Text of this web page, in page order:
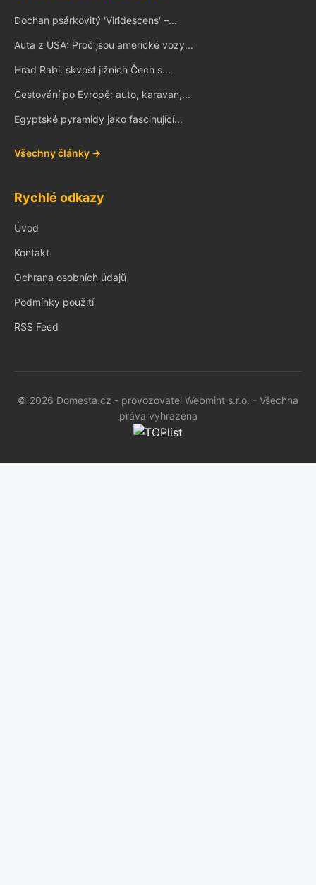
Dochan psárkovitý 'Viridescens' –...
Auta z USA: Proč jsou americké vozy...
Hrad Rabí: skvost jižních Čech s...
Cestování po Evropě: auto, karavan,...
Egyptské pyramidy jako fascinující...
Všechny články →
Rychlé odkazy
Úvod
Kontakt
Ochrana osobních údajů
Podmínky použití
RSS Feed
© 2026 Domesta.cz - provozovatel Webmint s.r.o. - Všechna
práva vyhrazena